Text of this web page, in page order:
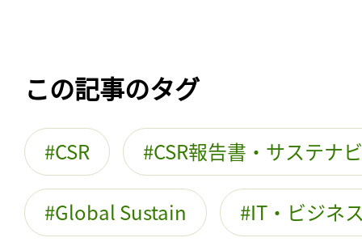
この記事のタグ
CSR CSR報告書・サステナ
Global Sustain IT・ビジネ